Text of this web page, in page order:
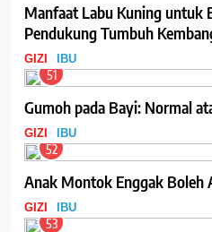
Manfaat Labu Kuning untuk
Pendukung Tumbuh
GIZI IBU
51
Gumoh pada Bayi: Normal
GIZI IBU
52
Anak Montok Enggak Boleh
GIZI IBU
53